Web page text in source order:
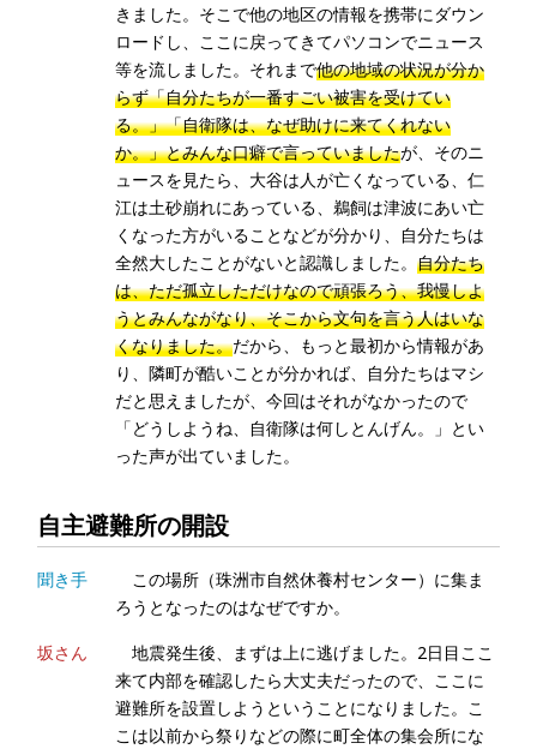
きました。そこで他の地区の情報を携帯にダウン
ロードし、ここに戻ってきてパソコンでニュース
等を流しました。それまで他の地域の状況が分か
らず「自分たちが一番すごい被害を受けてい
る。」「自衛隊は、なぜ助けに来てくれない
か。」とみんな口癖で言っていましたが、そのニ
ュースを見たら、大谷は人が亡くなっている、仁
江は土砂崩れにあっている、鵜飼は津波にあい亡
くなった方がいることなどが分かり、自分たちは
全然大したことがないと認識しました。自分たち
は、ただ孤立しただけなので頑張ろう、我慢しよ
うとみんながなり、そこから文句を言う人はいな
くなりました。だから、もっと最初から情報があ
り、隣町が酷いことが分かれば、自分たちはマシ
だと思えましたが、今回はそれがなかったので
「どうしようね、自衛隊は何しとんげん。」とい
った声が出ていました。
自主避難所の開設
聞き手
この場所（珠洲市自然休養村センター）に集ま
ろうとなったのはなぜですか。
坂さん
地震発生後、まずは上に逃げました。2日目ここ
来て内部を確認したら大丈夫だったので、ここに
避難所を設置しようということになりました。こ
こは以前から祭りなどの際に町全体の集会所にな